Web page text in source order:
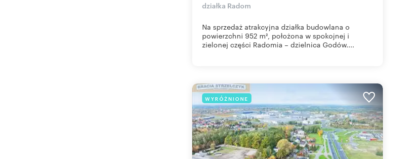
działka Radom
Na sprzedaż atrakcyjna działka budowlana o
powierzchni 952 m², położona w spokojnej i
zielonej części Radomia – dzielnica Godów....
WYRÓŻNIONE